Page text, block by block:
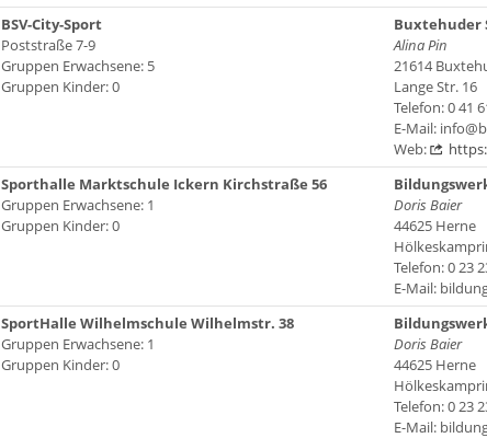
BSV-City-Sport
Poststraße 7-9
Gruppen Erwachsene: 5
Gruppen Kinder: 0
Buxtehuder
Alina Pin
21614
Lange Str. 16
Telefon: 0 41
E-Mail:
Web:
Sporthalle Marktschule Ickern Kirchstraße 56
Gruppen Erwachsene: 1
Gruppen Kinder: 0
Doris Baier
44625 Herne
Telefon: 0 23
E-Mail:
SportHalle Wilhelmschule Wilhelmstr. 38
Gruppen Erwachsene: 1
Gruppen Kinder: 0
Doris Baier
44625 Herne
Telefon: 0 23
E-Mail: